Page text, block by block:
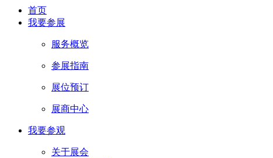
首页
我要参展
服务概览
参展指南
展位预订
展商中心
我要参观
关于展会